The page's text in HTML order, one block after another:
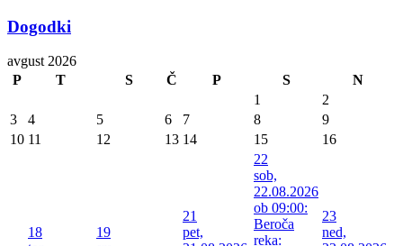
Dogodki
avgust 2026
P
T S Č P S
N
1
2
3
4 5 6 7 8
9
10 11 12 13 14 15 16
18
19
21
pet,
22
sob,
22.08.2026
ob 09:00:
Beroča
reka:
23
ned,